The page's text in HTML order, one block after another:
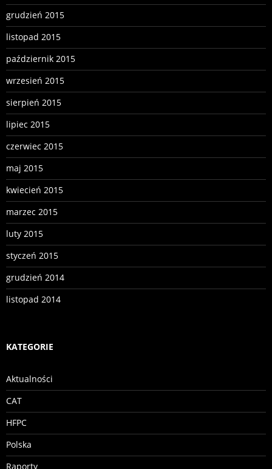
grudzień 2015
listopad 2015
październik 2015
wrzesień 2015
sierpień 2015
lipiec 2015
czerwiec 2015
maj 2015
kwiecień 2015
marzec 2015
luty 2015
styczeń 2015
grudzień 2014
listopad 2014
KATEGORIE
Aktualności
CAT
HFPC
Polska
Raporty